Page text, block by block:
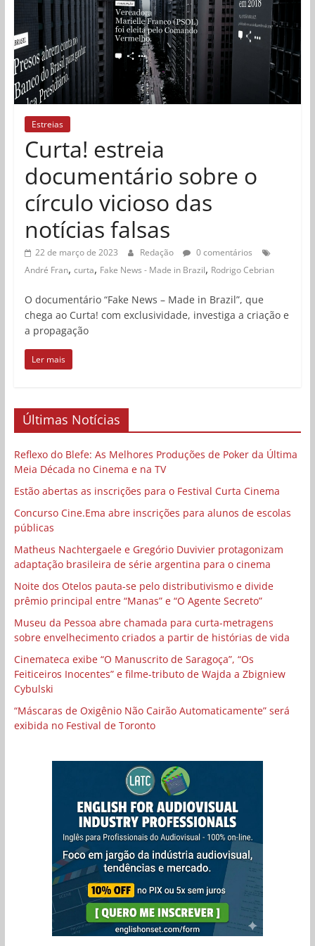
Estreias
Curta! estreia
documentário sobre o
círculo vicioso das
notícias falsas
22 de março de 2023 Redação
0 comentários
André Fran, curta, Fake News - Made in Brazil, Rodrigo Cebrian
O documentário “Fake News – Made in Brazil”, que
chega ao Curta! com exclusividade, investiga a criação e
a propagação
Ler mais
Últimas Notícias
Reflexo do Blefe: As Melhores Produções de Poker da Última
Meia Década no Cinema e na TV
Estão abertas as inscrições para o Festival Curta Cinema
Concurso Cine.Ema abre inscrições para alunos de escolas
públicas
Matheus Nachtergaele e Gregório Duvivier protagonizam
adaptação brasileira de série argentina para o cinema
Noite dos Otelos pauta-se pelo distributivismo e divide
prêmio principal entre “Manas” e “O Agente Secreto”
Museu da Pessoa abre chamada para curta-metragens
sobre envelhecimento criados a partir de histórias de vida
Cinemateca exibe “O Manuscrito de Saragoça”, “Os
Feiticeiros Inocentes” e filme-tributo de Wajda a Zbigniew
Cybulski
“Máscaras de Oxigênio Não Cairão Automaticamente” será
exibida no Festival de Toronto